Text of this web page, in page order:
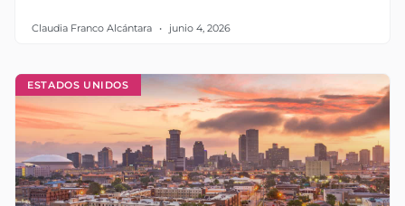
Claudia Franco Alcántara junio 4, 2026
ESTADOS UNIDOS